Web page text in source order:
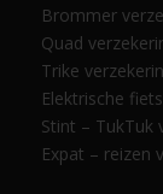
Brommer
Quad
Trike
Elektrische
Stint – TukTuk
Expat – reizen